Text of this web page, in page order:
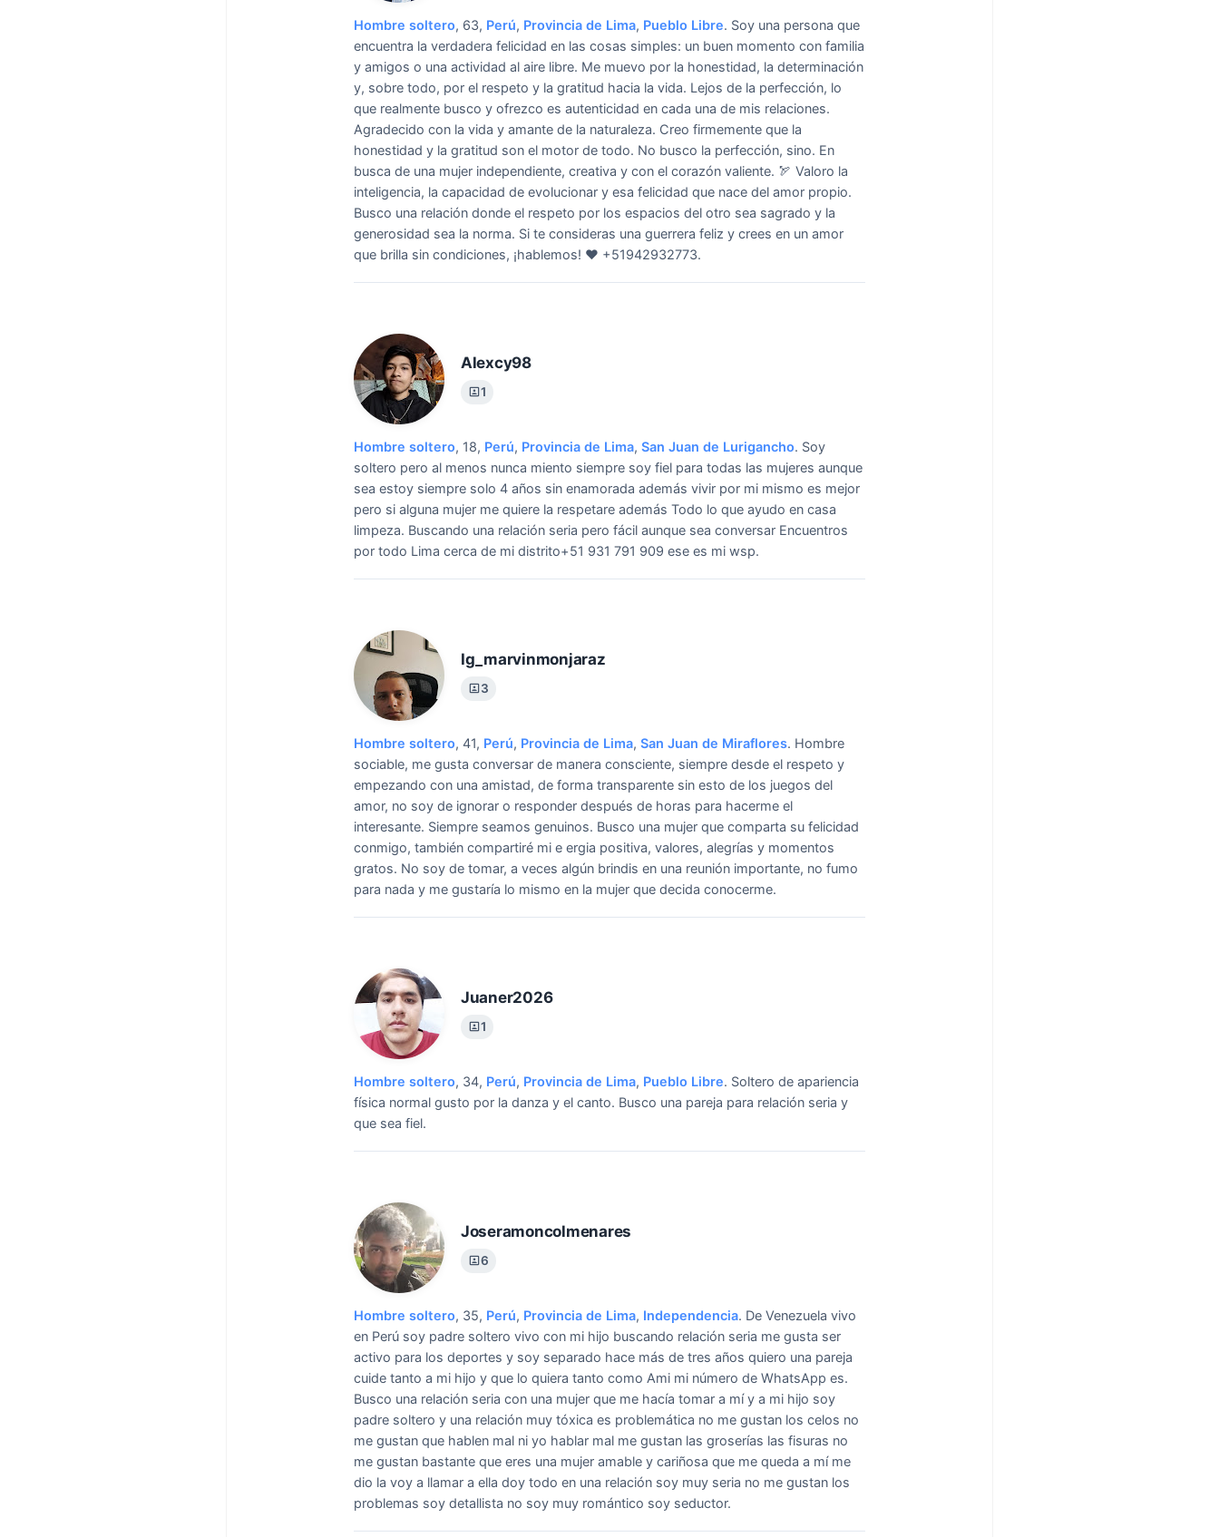
Hombre soltero, 63, Perú, Provincia de Lima, Pueblo Libre. Soy una persona que
encuentra la verdadera felicidad en las cosas simples: un buen momento con familia
y amigos o una actividad al aire libre. Me muevo por la honestidad, la determinación
y, sobre todo, por el respeto y la gratitud hacia la vida. Lejos de la perfección, lo
que realmente busco y ofrezco es autenticidad en cada una de mis relaciones.
Agradecido con la vida y amante de la naturaleza. Creo firmemente que la
honestidad y la gratitud son el motor de todo. No busco la perfección, sino. En
busca de una mujer independiente, creativa y con el corazón valiente. 🏹 Valoro la
inteligencia, la capacidad de evolucionar y esa felicidad que nace del amor propio.
Busco una relación donde el respeto por los espacios del otro sea sagrado y la
generosidad sea la norma. Si te consideras una guerrera feliz y crees en un amor
que brilla sin condiciones, ¡hablemos! ❤️ +51942932773.
Alexcy98
1
Hombre soltero, 18, Perú, Provincia de Lima, San Juan de Lurigancho. Soy
soltero pero al menos nunca miento siempre soy fiel para todas las mujeres aunque
sea estoy siempre solo 4 años sin enamorada además vivir por mi mismo es mejor
pero si alguna mujer me quiere la respetare además Todo lo que ayudo en casa
limpeza. Buscando una relación seria pero fácil aunque sea conversar Encuentros
por todo Lima cerca de mi distrito+51 931 791 909 ese es mi wsp.
Ig_marvinmonjaraz
3
Hombre soltero, 41, Perú, Provincia de Lima, San Juan de Miraflores. Hombre
sociable, me gusta conversar de manera consciente, siempre desde el respeto y
empezando con una amistad, de forma transparente sin esto de los juegos del
amor, no soy de ignorar o responder después de horas para hacerme el
interesante. Siempre seamos genuinos. Busco una mujer que comparta su felicidad
conmigo, también compartiré mi e ergia positiva, valores, alegrías y momentos
gratos. No soy de tomar, a veces algún brindis en una reunión importante, no fumo
para nada y me gustaría lo mismo en la mujer que decida conocerme.
Juaner2026
1
Hombre soltero, 34, Perú, Provincia de Lima, Pueblo Libre. Soltero de apariencia
física normal gusto por la danza y el canto. Busco una pareja para relación seria y
que sea fiel.
Joseramoncolmenares
6
Hombre soltero, 35, Perú, Provincia de Lima, Independencia. De Venezuela vivo
en Perú soy padre soltero vivo con mi hijo buscando relación seria me gusta ser
activo para los deportes y soy separado hace más de tres años quiero una pareja
cuide tanto a mi hijo y que lo quiera tanto como Ami mi número de WhatsApp es.
Busco una relación seria con una mujer que me hacía tomar a mí y a mi hijo soy
padre soltero y una relación muy tóxica es problemática no me gustan los celos no
me gustan que hablen mal ni yo hablar mal me gustan las groserías las fisuras no
me gustan bastante que eres una mujer amable y cariñosa que me queda a mí me
dio la voy a llamar a ella doy todo en una relación soy muy seria no me gustan los
problemas soy detallista no soy muy romántico soy seductor.